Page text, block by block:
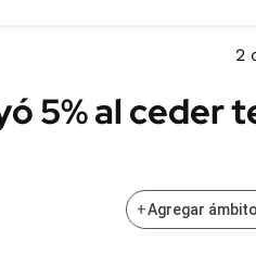
Sustentabilidad
POLÍTICA
2
5% al ceder
+Agregar